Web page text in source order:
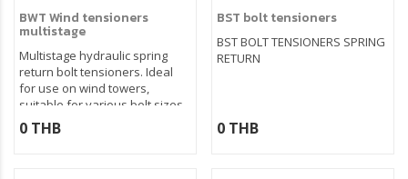
BWT Wind tensioners
multistage
Multistage hydraulic spring
return bolt tensioners. Ideal
for use on wind towers,
suitable for various bolt sizes.
Operating pressure 1350 bar,
safety valve, limit switch
0 THB
BST bolt tensioners
BST BOLT TENSIONERS SPRING
RETURN
0 THB